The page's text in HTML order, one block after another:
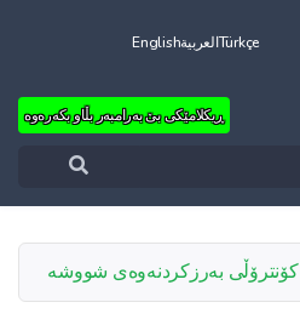
TürkçeالعربيةEnglish
ڕیکلامێکی بێ بەرامبەر بڵاو بکەرەوە
کۆنترۆڵی بەرزکردنەوەی شووشە